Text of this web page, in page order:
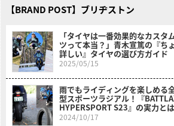
【BRAND POST】ブリヂストン
「タイヤは一番効果的なカスタ
ツって本当？」青木宣篤の『ち
詳しい』タイヤの選び方ガイド
2025/05/15
雨でもライディングを楽しめる
型スポーツラジアル！『
HYPERSPORT S23』の実力とは
2024/10/17